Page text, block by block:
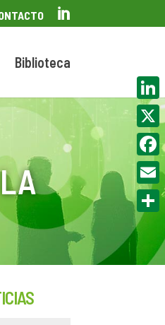

Biblioteca
X
Email